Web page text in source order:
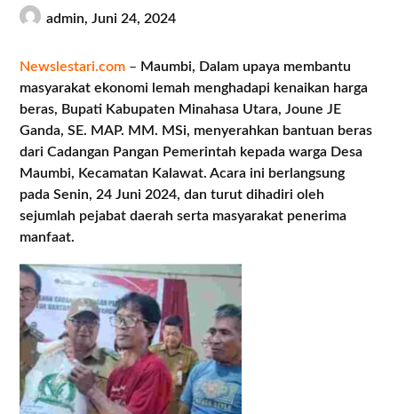
admin,Juni 24, 2024
Newslestari.com – Maumbi, Dalam upaya membantu
masyarakat ekonomi lemah menghadapi kenaikan harga
beras, Bupati Kabupaten Minahasa Utara, Joune JE
Ganda, SE. MAP. MM. MSi, menyerahkan bantuan beras
dari Cadangan Pangan Pemerintah kepada warga Desa
Maumbi, Kecamatan Kalawat. Acara ini berlangsung
pada Senin, 24 Juni 2024, dan turut dihadiri oleh
sejumlah pejabat daerah serta masyarakat penerima
manfaat.